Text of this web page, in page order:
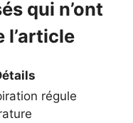
qui n’ont
l’article
régule